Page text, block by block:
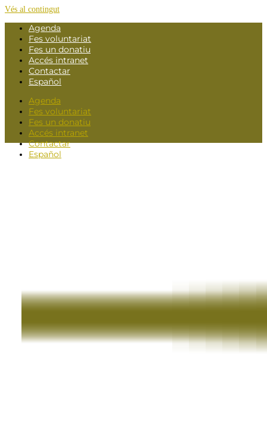
Vés al contingut
Agenda
Fes voluntariat
Fes un donatiu
Accés intranet
Contactar
Español
Agenda
Fes voluntariat
Fes un donatiu
Accés intranet
Contactar
Español